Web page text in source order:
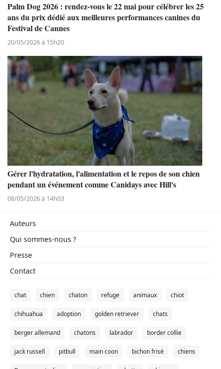
Palm Dog 2026 : rendez-vous le 22 mai pour célébrer les 25
ans du prix dédié aux meilleures performances canines du
Festival de Cannes
20/05/2026 à 15h20
Gérer l'hydratation, l'alimentation et le repos de son chien
pendant un événement comme Canidays avec Hill's
08/05/2026 à 14h03
Auteurs
Qui sommes-nous ?
Presse
Contact
chat chien chaton refuge animaux chiot
chihuahua adoption golden retriever chats
berger allemand chatons labrador border collie
jack russell pitbull main coon bichon frisé chiens